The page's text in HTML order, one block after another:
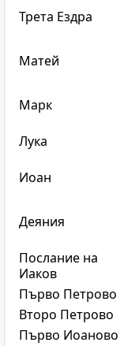
Трета Ездра
Матей
Марк
Лука
Иоан
Деяния
Послание на
Иаков
Първо Петрово
Второ Петрово
Първо Иоаново